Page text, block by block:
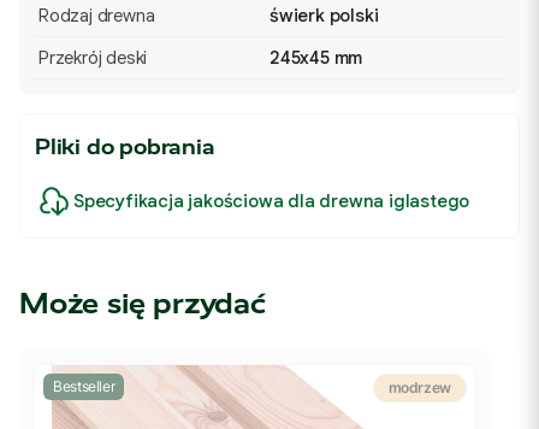
Rodzaj drewna
świerk polski
Przekrój deski
245x45 mm
Pliki do pobrania
Specyfikacja jakościowa dla drewna iglastego
Może się przydać
Bestseller modrzew